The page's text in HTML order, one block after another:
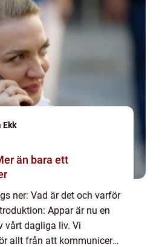
Ekk
än bara ett
ner: Vad är det och varför
Appar är nu en
vårt dagliga liv. Vi
allt från att kommunicera